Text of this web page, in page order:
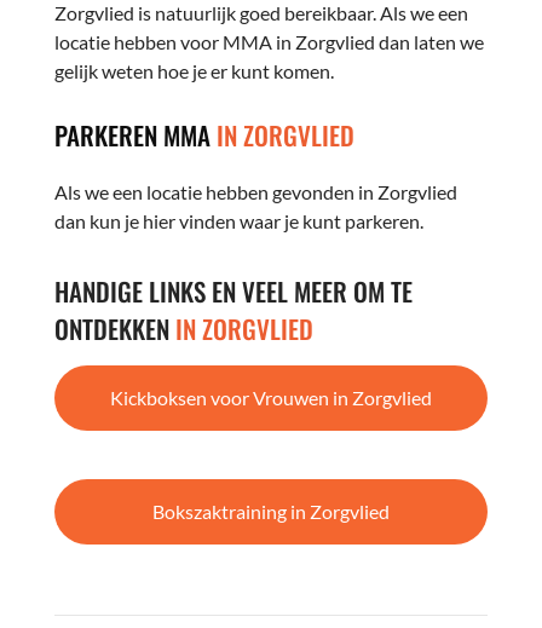
Zorgvlied is natuurlijk goed bereikbaar. Als we een
locatie hebben voor MMA in Zorgvlied dan laten we
gelijk weten hoe je er kunt komen.
PARKEREN MMAIN ZORGVLIED
Als we een locatie hebben gevonden in Zorgvlied
dan kun je hier vinden waar je kunt parkeren.
HANDIGE LINKS EN VEEL MEER OM TE
ONTDEKKENIN ZORGVLIED
Kickboksen voor Vrouwen in Zorgvlied
Bokszaktraining in Zorgvlied